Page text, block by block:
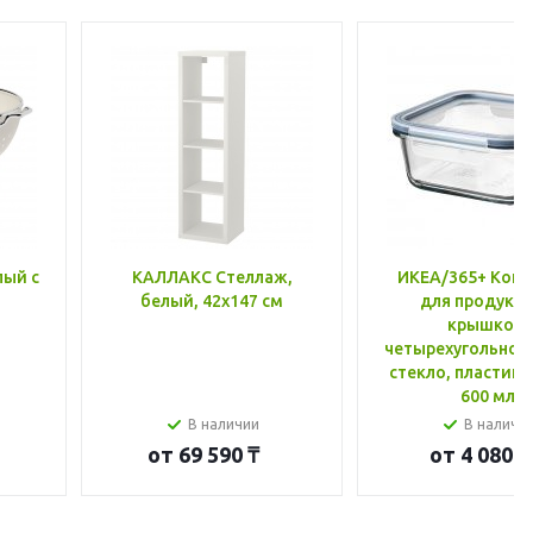
с
КАЛЛАКС Стеллаж,
белый, 42x147 см
В наличии
от 69 590 ₸
ИКЕА/365+
для
крышкой,
стекло, пластик
600 мл
В
от 4 080 ₸